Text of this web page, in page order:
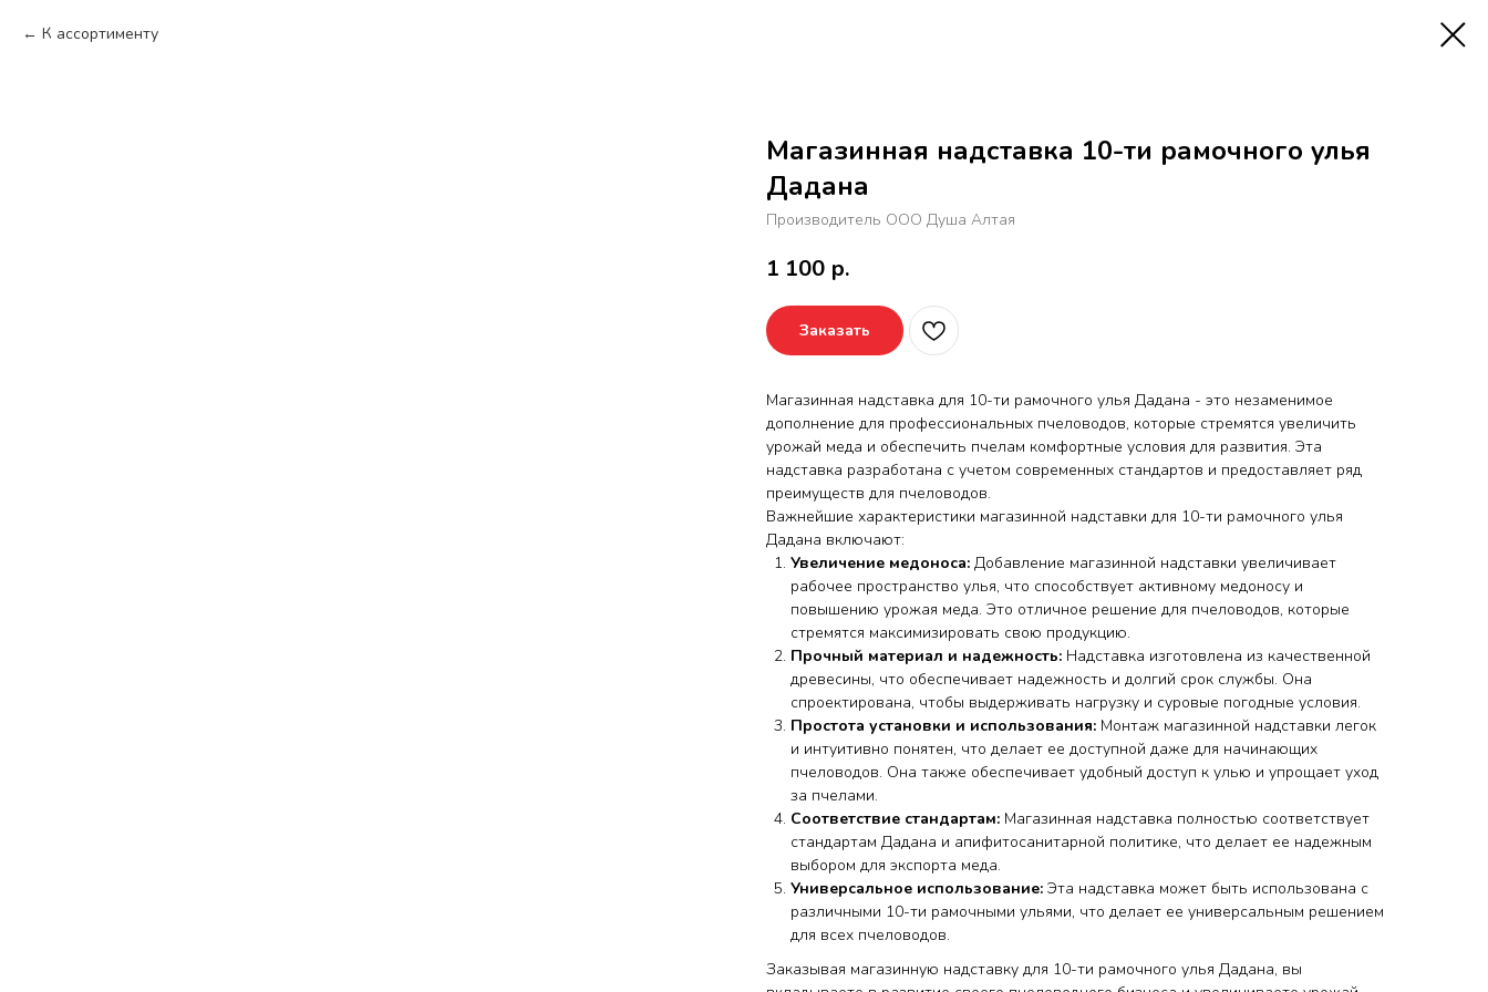
К ассортименту
Магазинная надставка 10-ти рамочного улья
Дадана
Производитель ООО Душа Алтая
1 100 р.
Заказать
Магазинная надставка для 10-ти рамочного улья Дадана - это незаменимое
дополнение для профессиональных пчеловодов, которые стремятся увеличить
урожай меда и обеспечить пчелам комфортные условия для развития. Эта
надставка разработана с учетом современных стандартов и предоставляет ряд
преимуществ для пчеловодов.
Важнейшие характеристики магазинной надставки для 10-ти рамочного улья
Дадана включают:
Увеличение медоноса: Добавление магазинной надставки увеличивает
рабочее пространство улья, что способствует активному медоносу и
повышению урожая меда. Это отличное решение для пчеловодов, которые
стремятся максимизировать свою продукцию.
Прочный материал и надежность: Надставка изготовлена из качественной
древесины, что обеспечивает надежность и долгий срок службы. Она
спроектирована, чтобы выдерживать нагрузку и суровые погодные условия.
Простота установки и использования: Монтаж магазинной надставки легок
и интуитивно понятен, что делает ее доступной даже для начинающих
пчеловодов. Она также обеспечивает удобный доступ к улью и упрощает уход
за пчелами.
Соответствие стандартам: Магазинная надставка полностью соответствует
стандартам Дадана и апифитосанитарной политике, что делает ее надежным
выбором для экспорта меда.
Универсальное использование: Эта надставка может быть использована с
различными 10-ти рамочными ульями, что делает ее универсальным решением
для всех пчеловодов.
Заказывая магазинную надставку для 10-ти рамочного улья Дадана, вы